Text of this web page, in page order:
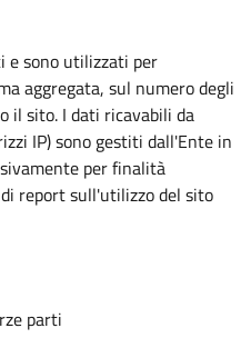
e sono utilizzati per
aggregata, sul numero degli
il sito. I dati ricavabili da
IP) sono gestiti dall'Ente in
per finalità
report sull'utilizzo del sito
parti